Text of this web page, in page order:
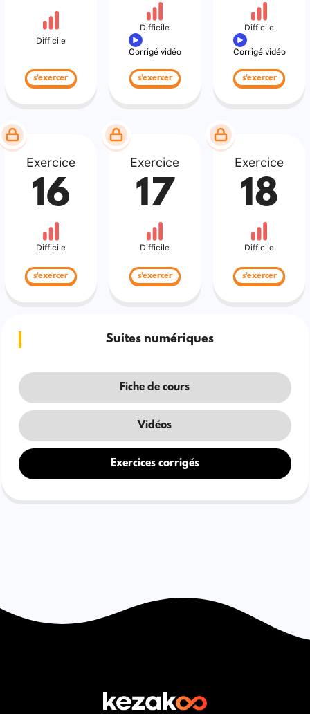
Difficile
s'exercer
Difficile
Corrigé vidéo
s'exercer
Difficile
Corrigé vidéo
s'exercer
Exercice
16
Difficile
s'exercer
Exercice
17
Difficile
s'exercer
Exercice
18
Difficile
s'exercer
Suites numériques
Fiche de cours
Vidéos
Exercices corrigés